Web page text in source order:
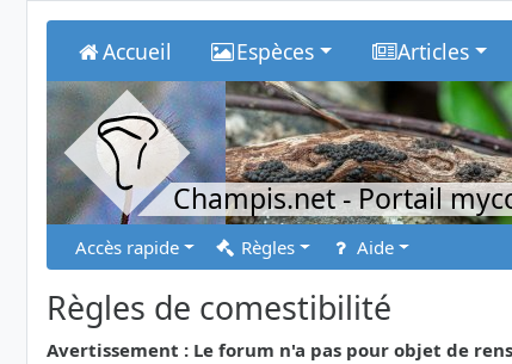
Accueil Espèces Articles
Champis.net- Portail
Accès rapide Règles Aide
Règles de comestibilité
Avertissement : Le forum n'a pas pour objet de